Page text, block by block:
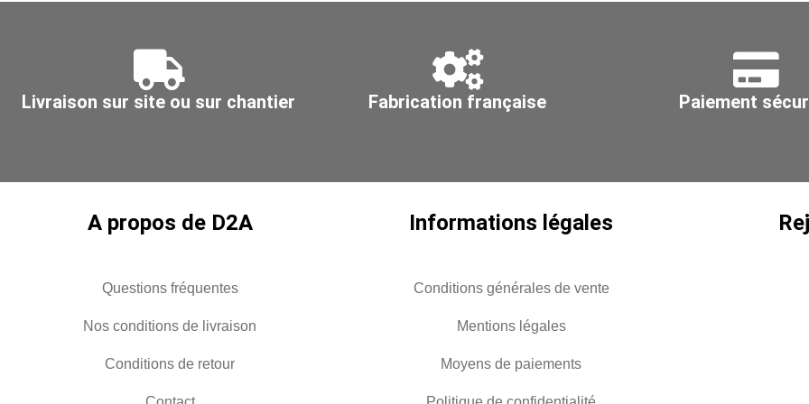
Livraison sur site ou sur chantier Fabrication française Paiement
A propos de D2A
Questions fréquentes
Nos conditions de livraison
Conditions de retour
Informations légales
Conditions générales de vente
Mentions légales
Moyens de paiements